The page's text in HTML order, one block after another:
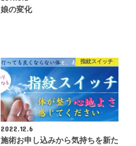
娘の変化
指紋スイッチ
2022.12.6
施術お申し込みから気持ちを新た